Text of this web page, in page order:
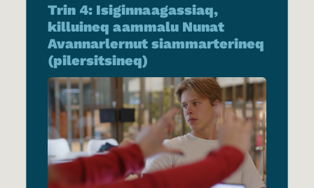
Trin 4: Isiginnaagassiaq,
killuineq aammalu Nunat
Avannarlernut siammarterineq
(pilersitsineq)